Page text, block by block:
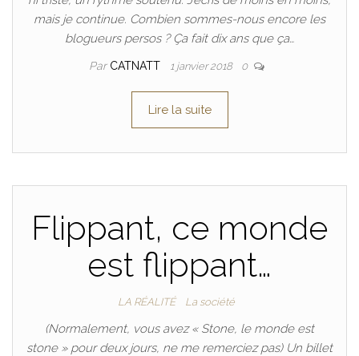
mais je continue. Combien sommes-nous encore les
blogueurs persos ? Ça fait dix ans que ça…
Par CATNATT 1 janvier 2018 0
Lire la suite
Flippant, ce monde
est flippant…
LA RÉALITÉ La société
(Normalement, vous avez « Stone, le monde est
stone » pour deux jours, ne me remerciez pas) Un billet